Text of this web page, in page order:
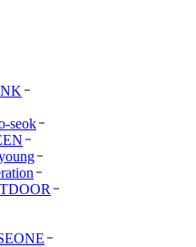
seok